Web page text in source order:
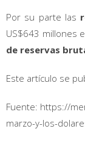
Por su parte las
US$643 millones
de reservas
Este artículo se
Fuente: https://
marzo-y-los-